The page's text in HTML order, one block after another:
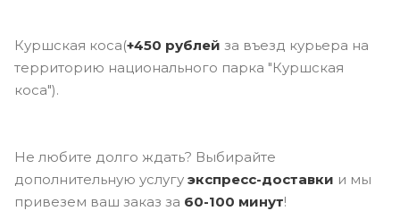
Куршская коса(+450 рублей за въезд курьера на
территорию национального парка "Куршская
коса").
Не любите долго ждать? Выбирайте
дополнительную услугу экспресс-доставки и мы
привезем ваш заказ за 60-100 минут!